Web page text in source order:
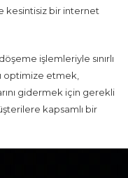
kesintisiz bir internet
işlemleriyle sınırlı
optimize etmek,
gidermek için gerekli
kapsamlı bir